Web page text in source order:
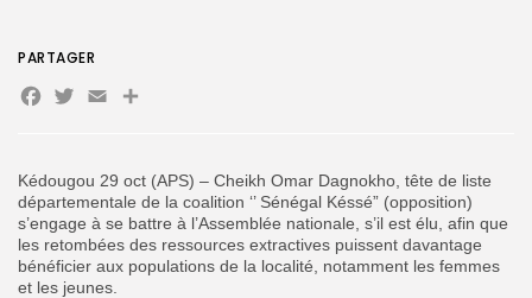
Kédougou 29 oct (APS) – Cheikh Omar Dagnokho, tête de liste
départementale de la coalition ‘’ Sénégal Késsé” (opposition)
s’engage à se battre à l’Assemblée nationale, s’il est élu, afin que
les retombées des ressources extractives puissent davantage
bénéficier aux populations de la localité, notamment les femmes
et les jeunes.
PARTAGER
Facebook
Twitter
EmailPartager